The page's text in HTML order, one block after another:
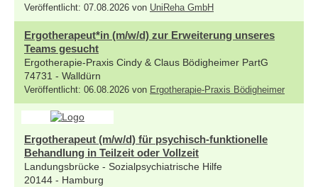
Veröffentlicht: 07.08.2026 von UniReha GmbH
Ergotherapeut*in (m/w/d) zur Erweiterung unseres
Teams gesucht
Ergotherapie-Praxis Cindy & Claus Bödigheimer PartG
74731 - Walldürn
Veröffentlicht: 06.08.2026 von Ergotherapie-Praxis Bödigheimer
Ergotherapeut (m/w/d) für psychisch-funktionelle
Behandlung in Teilzeit oder Vollzeit
Landungsbrücke - Sozialpsychiatrische Hilfe
20144 - Hamburg